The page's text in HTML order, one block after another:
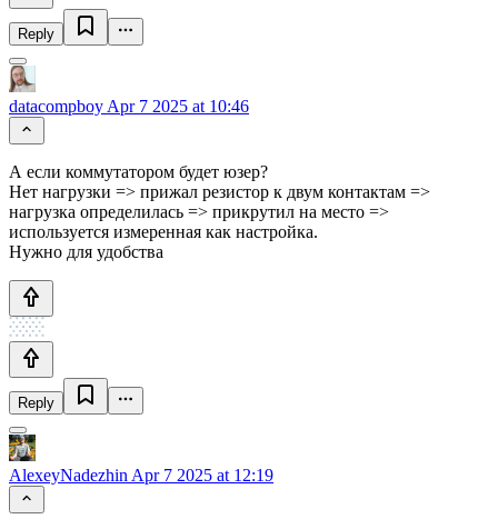
Reply
datacompboy Apr 7 2025 at 10:46
А если коммутатором будет юзер?
Нет нагрузки => прижал резистор к двум контактам =>
нагрузка определилась => прикрутил на место =>
используется измеренная как настройка.
Нужно для удобства
Reply
AlexeyNadezhin Apr 7 2025 at 12:19